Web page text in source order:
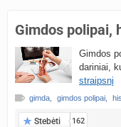
Gimdos polipai,
Gimdos
dariniai,
straipsnį
gimda gimdos polipai
Stebėti 162